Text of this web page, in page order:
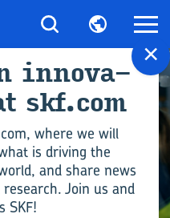
×
in­no­va­
skf.com
where we will
is driving the
and share news
Join us and
SKF!